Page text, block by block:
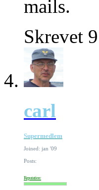
mails.
Skrevet
carl
Supermedlem
Joined: jan '09
Posts:
Reputation: